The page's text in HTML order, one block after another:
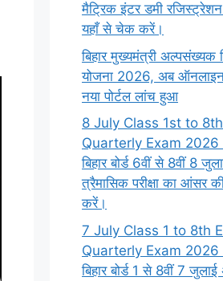
मैट्रिक इंटर डमी
यहाँ से चेक करें।
बिहार मुख्यमंत्री अल्पसंख्यक
योजना 2026, अब
नया पोर्टल लांच हुआ
8 July Class 1st to
Quarterly Exam 2026
बिहार बोर्ड 6वीं से 8वीं 8
त्रैमासिक परीक्षा का आंसर
करें।
7 July Class 1 to 8th
Quarterly Exam 2026
बिहार बोर्ड 1 से 8वीं 7